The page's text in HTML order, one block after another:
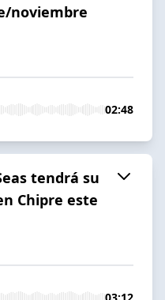
noviembre
02:48
tendrá su
Chipre este